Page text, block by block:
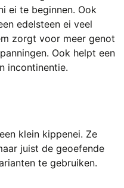
ei te beginnen. Ook
edelsteen ei veel
zorgt voor meer genot
Ook helpt een
incontinentie.
klein kippenei. Ze
juist de geoefende
te gebruiken.